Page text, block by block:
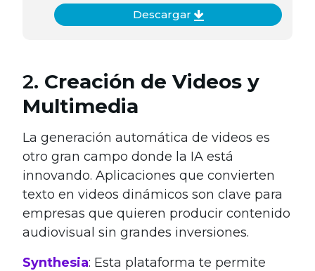
Descargar
2. Creación de Videos y
Multimedia
La generación automática de videos es
otro gran campo donde la IA está
innovando. Aplicaciones que convierten
texto en videos dinámicos son clave para
empresas que quieren producir contenido
audiovisual sin grandes inversiones.
Synthesia: Esta plataforma te permite